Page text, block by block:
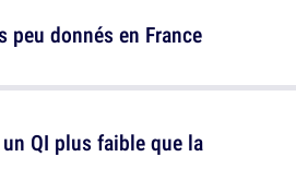
peu donnés en France
QI plus faible que la